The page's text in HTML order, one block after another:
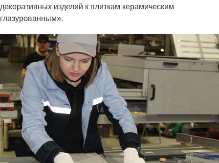
декоративных изделий к плиткам керамическим
глазурованным».